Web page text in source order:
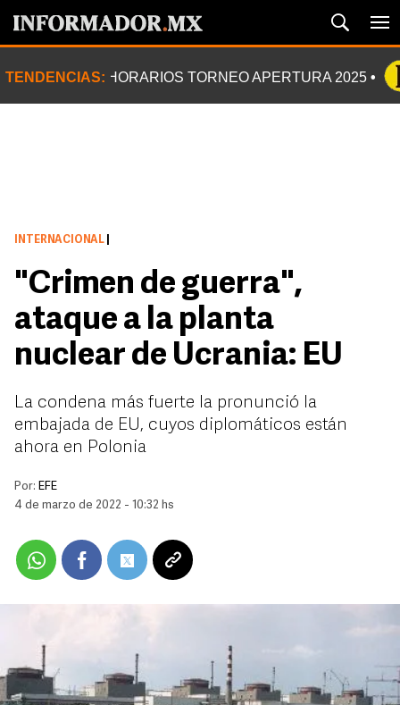
TENDENCIAS: HORARIOS TORNEO APERTURA 2025
INTERNACIONAL
"Crimen de guerra",
ataque a la planta
nuclear de Ucrania: EU
La condena más fuerte la pronunció la
embajada de EU, cuyos diplomáticos están
ahora en Polonia
Por: EFE
4 de marzo de 2022 - 10:32 hs